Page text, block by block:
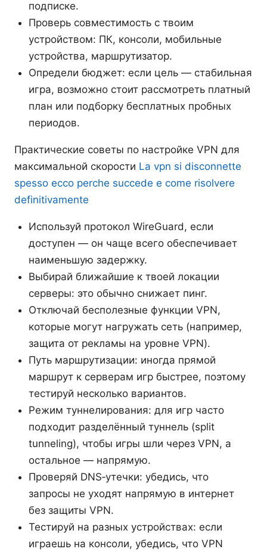
подписке.
Проверь совместимость с твоим
устройством: ПК, консоли, мобильные
устройства, маршрутизатор.
Определи бюджет: если цель — стабильная
игра, возможно стоит рассмотреть платный
план или подборку бесплатных пробных
периодов.
Практические советы по настройке VPN для
максимальной скорости La vpn si disconnette
spesso ecco perche succede e come risolvere
definitivamente
Используй протокол WireGuard, если
доступен — он чаще всего обеспечивает
наименьшую задержку.
Выбирай ближайшие к твоей локации
серверы: это обычно снижает пинг.
Отключай бесполезные функции VPN,
которые могут нагружать сеть (например,
защита от рекламы на уровне VPN).
Путь маршрутизации: иногда прямой
маршрут к серверам игр быстрее, поэтому
тестируй несколько вариантов.
Режим туннелирования: для игр часто
подходит разделённый туннель (split
tunneling), чтобы игры шли через VPN, а
остальное — напрямую.
Проверяй DNS‑утечки: убедись, что
запросы не уходят напрямую в интернет
без защиты VPN.
Тестируй на разных устройствах: если
играешь на консоли, убедись, что VPN